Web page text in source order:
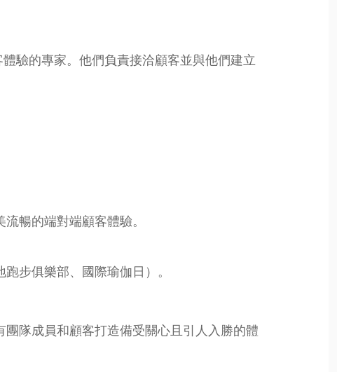
驗的專家。他們負責接洽顧客並與他們建立
暢的端對端顧客體驗。
步俱樂部、國際瑜伽日）。
隊成員和顧客打造備受關心且引人入勝的體